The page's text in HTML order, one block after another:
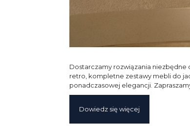
Dostarczamy rozwiązania niezbędne
retro, kompletne zestawy mebli do
ponadczasowej elegancji.
Dowiedz się więcej